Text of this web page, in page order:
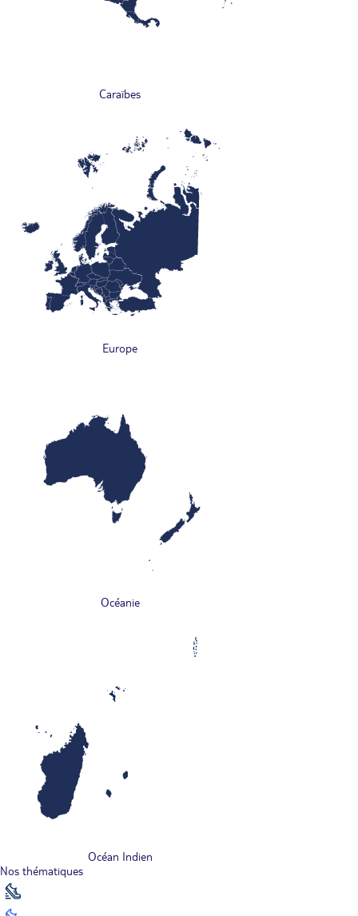
Caraïbes
Europe
Océanie
Océan Indien
Nos thématiques